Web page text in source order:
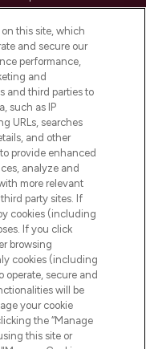
Europe,
de soins
maquillage
ou via
offerte dès
Personal
this site, which
and secure our
performance,
and
and third parties to
such as IP
URLs, searches
and other
provide enhanced
analyze and
more relevant
party sites. If
cookies (including
If you click
browsing
cookies (including
operate, secure and
will be
your cookie
the “Manage
this site or